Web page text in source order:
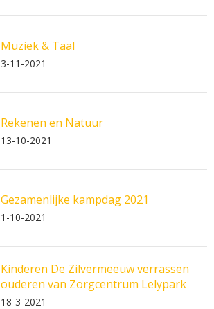
Muziek & Taal
3-11-2021
Rekenen en Natuur
13-10-2021
Gezamenlijke kampdag 2021
1-10-2021
Kinderen De Zilvermeeuw verrassen
ouderen van Zorgcentrum Lelypark
18-3-2021